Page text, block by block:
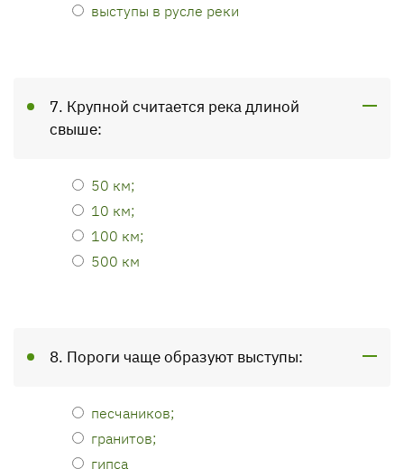
выступы в русле реки
7. Крупной считается река длиной
свыше:
50 км;
10 км;
100 км;
500 км
8. Пороги чаще образуют выступы:
песчаников;
гранитов;
гипса